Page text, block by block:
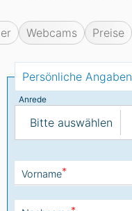
Webcams Preise
Persönliche Angaben
Anrede
Bitte auswählen
Vorname*